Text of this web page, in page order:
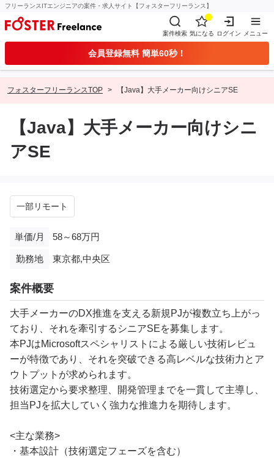
フリーランスITエンジニアの案件・求人サイト【フォスターフリーランス】
案件検索 気になる ログイン メニュー
会員登録無料 簡単60秒！
フォスターフリーランスTOP 【Java】大手メーカー向けシニアSE
【Java】大手メーカー向けシニ
アSE
一部リモート
単価/月 58～68万円
勤務地 東京都,中央区
案件概要
大手メーカーのDX推進を支える新規PJが複数立ち上がっ
ており、それを牽引するシニアSEを募集します。
本PJはMicrosoftスペシャリストによる厳しい技術レビュ
ーが特徴であり、それを突破できる高レベルな技術力とア
ウトプットが求められます。
技術選定から要求整理、開発管理までを一貫して主導し、
担当PJを拡大していく強力な推進力を期待します。
<主な業務>
・基本設計（技術選定フェーズを含む）